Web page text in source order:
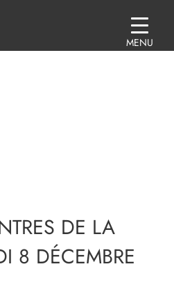
DE LA
8 DÉCEMBRE
MENU